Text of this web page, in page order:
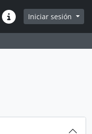
Enlaces rápidos
Iniciar sesión